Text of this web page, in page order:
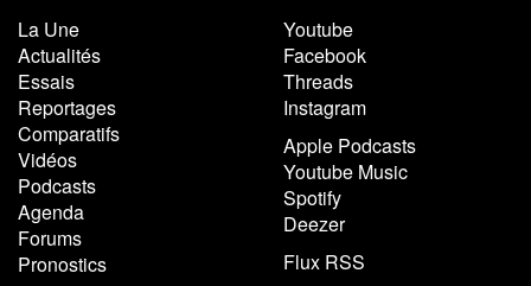
La Une
Actualités
Essais
Reportages
Comparatifs
Vidéos
Podcasts
Agenda
Forums
Pronostics
Youtube
Facebook
Threads
Instagram
Apple Podcasts
Youtube Music
Spotify
Deezer
Flux RSS